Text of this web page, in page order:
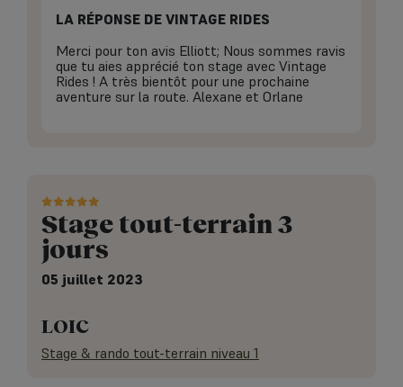
LA RÉPONSE DE VINTAGE RIDES
Merci pour ton avis Elliott; Nous sommes ravis
que tu aies apprécié ton stage avec Vintage
Rides ! A très bientôt pour une prochaine
aventure sur la route. Alexane et Orlane
Stage tout-terrain 3
jours
05 juillet 2023
LOIC
Stage & rando tout-terrain niveau 1